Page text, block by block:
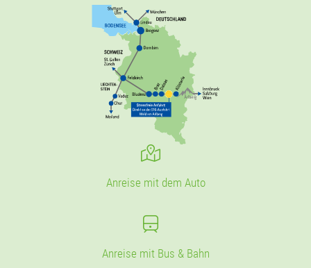
Anreise mit dem Auto
Anreise mit Bus & Bahn